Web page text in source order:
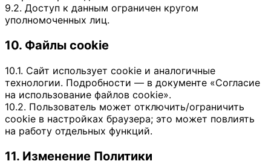
9.2. Доступ к данным ограничен кругом
уполномоченных лиц.
10. Файлы cookie
10.1. Сайт использует cookie и аналогичные
технологии. Подробности — в документе «Согласие
на использование файлов cookie».
10.2. Пользователь может отключить/ограничить
cookie в настройках браузера; это может повлиять
на работу отдельных функций.
11. Изменение Политики